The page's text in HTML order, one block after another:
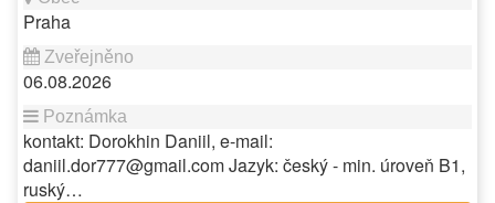
Praha
06.08.2026
kontakt: Dorokhin Daniil, e-mail:
daniil.dor777@gmail.com Jazyk: český - min. úroveň B1,
ruský…